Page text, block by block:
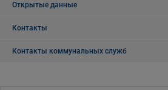
Открытые данные
Контакты
Контакты коммунальных служб